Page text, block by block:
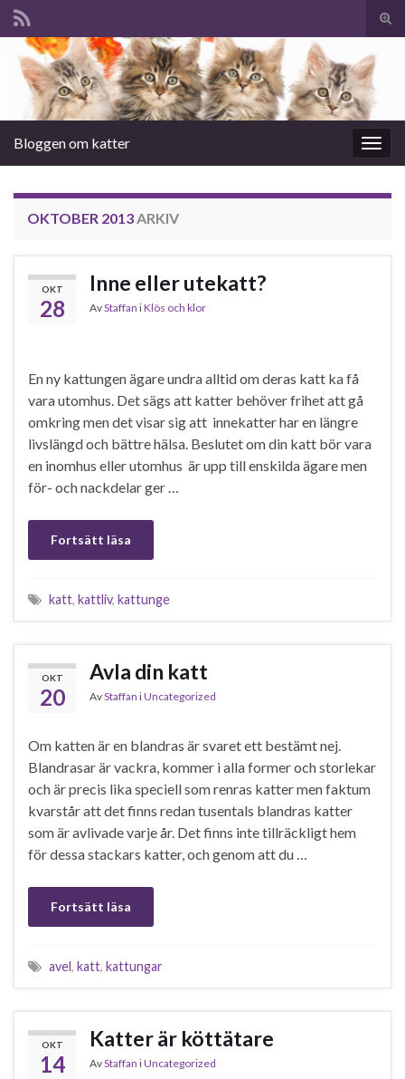
Slå
på/
Search for:
Slå
på/av
Bloggen om katter
OKTOBER 2013ARKIV
OKT
28
Inne eller utekatt?
AvStaffan iKlös och klor
En ny kattungen ägare undra alltid om deras katt ka få
vara utomhus. Det sägs att katter behöver frihet att gå
omkring men det visar sig att innekatter har en längre
livslängd och bättre hälsa. Beslutet om din katt bör vara
en inomhus eller utomhus är upp till enskilda ägare men
för- och nackdelar ger …
Fortsätt läsa
katt, kattliv, kattunge
OKT
20
Avla din katt
AvStaffan iUncategorized
Om katten är en blandras är svaret ett bestämt nej.
Blandrasar är vackra, kommer i alla former och storlekar
och är precis lika speciell som renras katter men faktum
kvarstår att det finns redan tusentals blandras katter
som är avlivade varje år. Det finns inte tillräckligt hem
för dessa stackars katter, och genom att du …
Fortsätt läsa
avel, katt, kattungar
OKT
14
Katter är köttätare
AvStaffan iUncategorized